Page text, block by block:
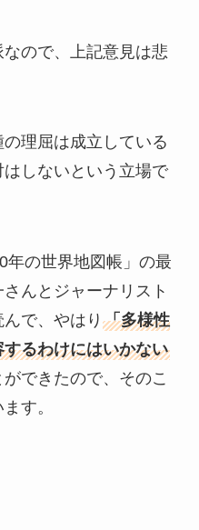
ので、上記意見は悲
理屈は成立している
しないという立場で
年の世界地図帳」の最
んとジャーナリスト
で、やはり 「多様性
るわけにはいかない
できたので、そのこ
す。